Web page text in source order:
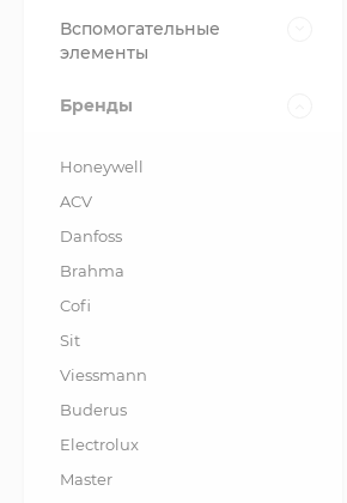
Вспомогательные
элементы
Бренды
Honeywell
ACV
Danfoss
Brahma
Cofi
Sit
Viessmann
Buderus
Electrolux
Master